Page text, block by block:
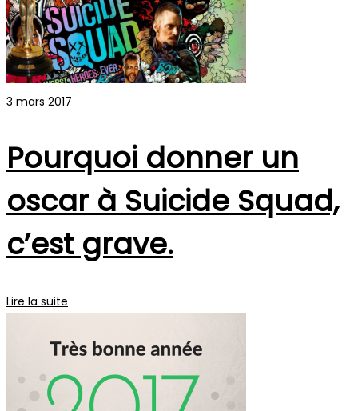
3 mars 2017
Pourquoi donner un
oscar à Suicide Squad,
c’est grave.
Lire la suite